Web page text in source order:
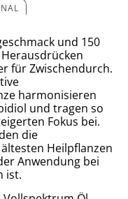
und 150
für Zwischendurch.
harmonisieren
und tragen so
Fokus bei.
die
Heilpflanzen
Anwendung bei
ist.